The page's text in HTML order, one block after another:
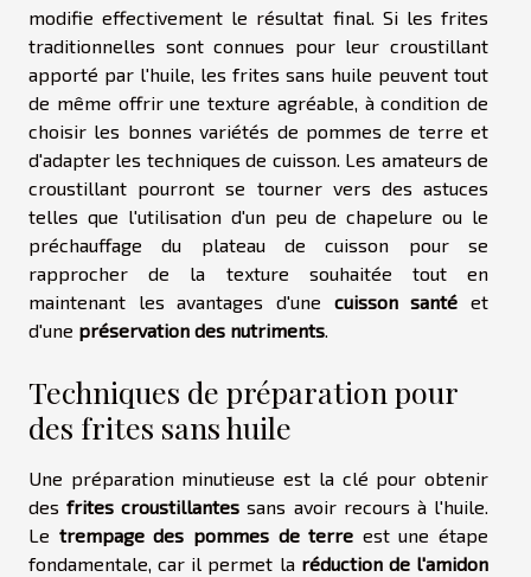
modifie effectivement le résultat final. Si les frites
traditionnelles sont connues pour leur croustillant
apporté par l'huile, les frites sans huile peuvent tout
de même offrir une texture agréable, à condition de
choisir les bonnes variétés de pommes de terre et
d'adapter les techniques de cuisson. Les amateurs de
croustillant pourront se tourner vers des astuces
telles que l'utilisation d'un peu de chapelure ou le
préchauffage du plateau de cuisson pour se
rapprocher de la texture souhaitée tout en
maintenant les avantages d'une cuisson santé et
d'une préservation des nutriments.
Techniques de préparation pour
des frites sans huile
Une préparation minutieuse est la clé pour obtenir
desfrites croustillantes sans avoir recours à l'huile.
Le trempage des pommes de terre est une étape
fondamentale, car il permet la réduction de l'amidon